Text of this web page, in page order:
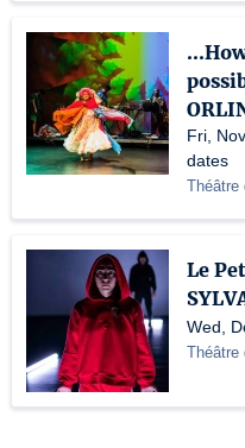
Fri,
dates
Théâtre
Le
Wed,
Théâtre